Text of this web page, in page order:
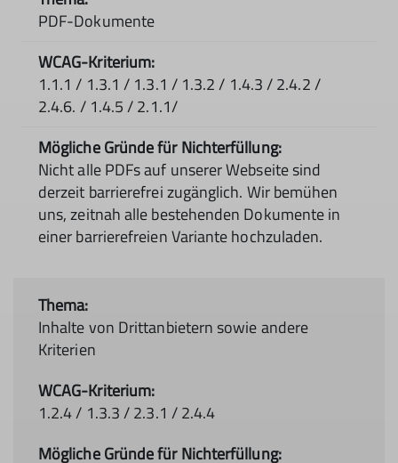
PDF-Dokumente
1.1.1 / 1.3.1 / 1.3.1 / 1.3.2 / 1.4.3 / 2.4.2 /
2.4.6. / 1.4.5 / 2.1.1/
Nicht alle PDFs auf unserer Webseite sind
derzeit barrierefrei zugänglich. Wir bemühen
uns, zeitnah alle bestehenden Dokumente in
einer barrierefreien Variante hochzuladen.
Inhalte von Drittanbietern sowie andere
Kriterien
1.2.4 / 1.3.3 / 2.3.1 / 2.4.4